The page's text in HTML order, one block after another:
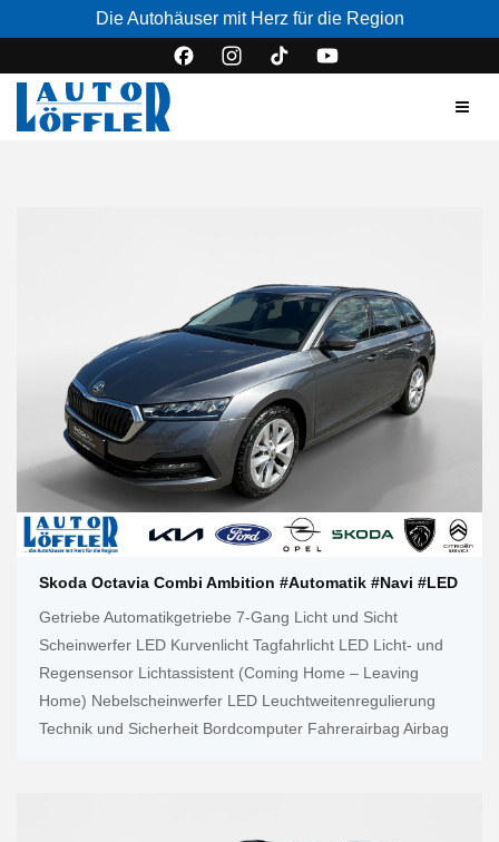
Die Autohäuser mit Herz für die Region
Skoda Octavia Combi Ambition #Automatik #Navi #LED
Getriebe Automatikgetriebe 7-Gang Licht und Sicht
Scheinwerfer LED Kurvenlicht Tagfahrlicht LED Licht- und
Regensensor Lichtassistent (Coming Home – Leaving
Home) Nebelscheinwerfer LED Leuchtweitenregulierung
Technik und Sicherheit Bordcomputer Fahrerairbag Airbag